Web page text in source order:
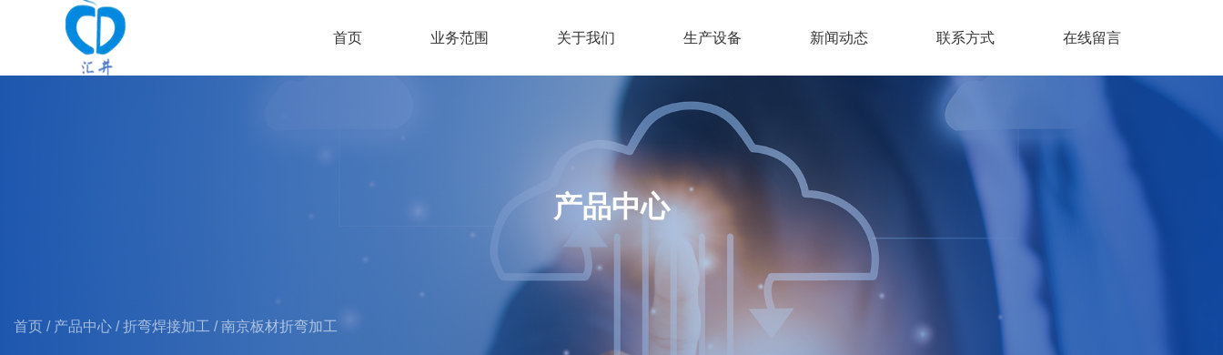
首页 业务范围 关于我们 生产设备 新闻动态 联系方式 在线留言
产品中心
首页 / 产品中心 /折弯焊接加工 /南京板材折弯加工